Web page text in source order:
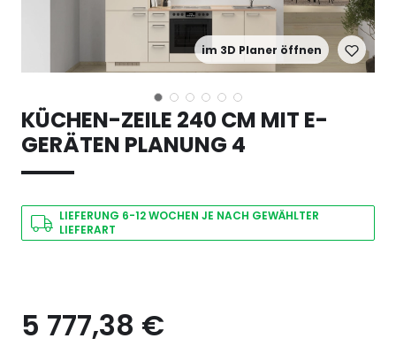
im 3D Planer öffnen
KÜCHEN-ZEILE 240 CM MIT E-
GERÄTEN PLANUNG 4
LIEFERUNG 6-12 WOCHEN JE NACH GEWÄHLTER
LIEFERART
5 777,38 €